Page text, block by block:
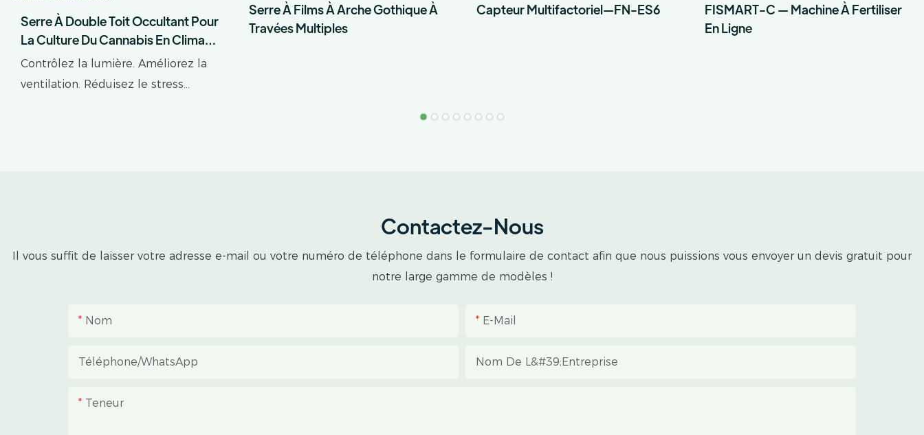
Serre À Double Toit Occultant Pour
La Culture Du Cannabis En Climat
Tropical
Contrôlez la lumière. Améliorez la
ventilation. Réduisez le stress
espace de culture intérieur
Serre À Films À Arche Gothique À
Travées Multiples
Capteur Multifactoriel—FN-ES6
FISMART-C — Machine À Fertiliser
En Ligne
Contactez-Nous
Il vous suffit de laisser votre adresse e-mail ou votre numéro de téléphone dans le formulaire de contact afin que nous puissions vous envoyer un devis gratuit pour
notre large gamme de modèles !
Nom E-Mail
Téléphone/WhatsApp Nom De L&#39;entreprise
Teneur